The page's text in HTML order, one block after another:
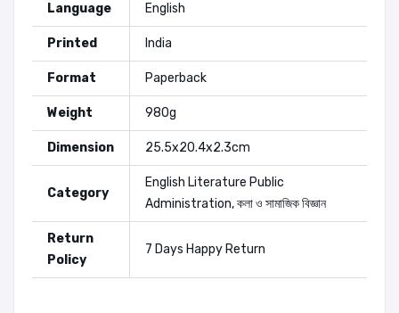
Language English
Printed India
Format Paperback
Weight 980g
Dimension 25.5x20.4x2.3cm
Category
English Literature Public
Administration,কলা ও সামাজিক বিজ্ঞান
Return
Policy
7 Days Happy Return